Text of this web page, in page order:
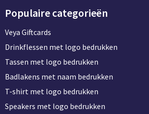
Populaire categorieën
Veya Giftcards
Drinkflessen met logo bedrukken
Tassen met logo bedrukken
Badlakens met naam bedrukken
T-shirt met logo bedrukken
Speakers met logo bedrukken